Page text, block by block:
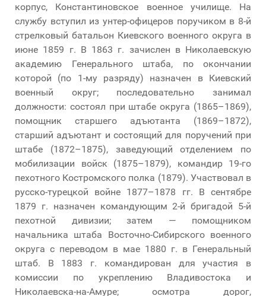
корпус, Константиновское военное училище. На
службу вступил из унтер-офицеров поручиком в 8-й
стрелковый батальон Киевского военного округа в
июне 1859 г. В 1863 г. зачислен в Николаевскую
академию Генерального штаба, по окончании
которой (по 1-му разряду) назначен в Киевский
военный округ; последовательно занимал
должности: состоял при штабе округа (1865–1869),
помощник старшего адъютанта (1869–1872),
старший адъютант и состоящий для поручений при
штабе (1872–1875), заведующий отделением по
мобилизации войск (1875–1879), командир 19-го
пехотного Костромского полка (1879). Участвовал в
русско-турецкой войне 1877–1878 гг. В сентябре
1879 г. назначен командующим 2-й бригадой 5-й
пехотной дивизии; затем — помощником
начальника штаба Восточно-Сибирского военного
округа с переводом в мае 1880 г. в Генеральный
штаб. В 1883 г. командирован для участия в
комиссии по укреплению Владивостока и
Николаевска-на-Амуре; осмотра дорог,